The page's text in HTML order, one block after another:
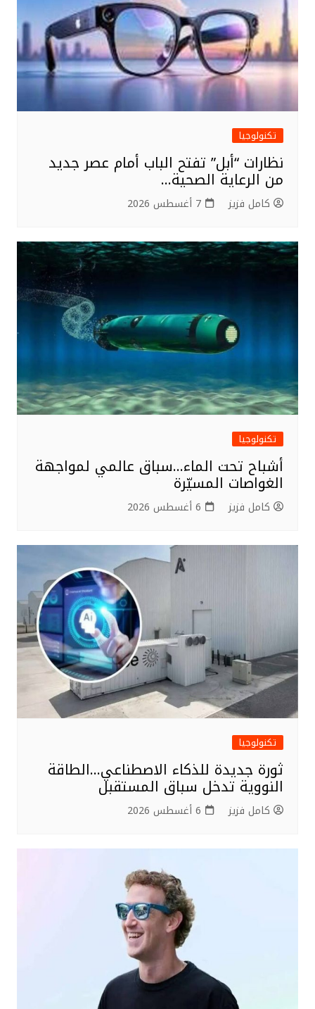
تكنولوجيا
نظارات “أبل” تفتح الباب أمام عصر جديد
من الرعاية الصحية…
كامل فزيز 7 أغسطس 2026
تكنولوجيا
أشباح تحت الماء…سباق عالمي لمواجهة
الغواصات المسيّرة
كامل فزيز 6 أغسطس 2026
تكنولوجيا
ثورة جديدة للذكاء الاصطناعي…الطاقة
النووية تدخل سباق المستقبل
كامل فزيز 6 أغسطس 2026